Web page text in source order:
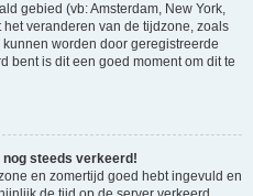
gebied (vb: Amsterdam, New York,
veranderen van de tijdzone, zoals
worden door geregistreerde
bent is dit een goed moment om dit te
nog steeds verkeerd!
en zomertijd goed hebt ingevuld en